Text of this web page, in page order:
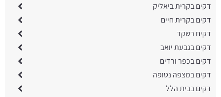
דקים בקרית ביאליק
דקים בקרית חיים
דקים בשקד
דקים בגבעת יואב
דקים בכפר ורדים
דקים במצפה נטופה
דקים בבית הלל